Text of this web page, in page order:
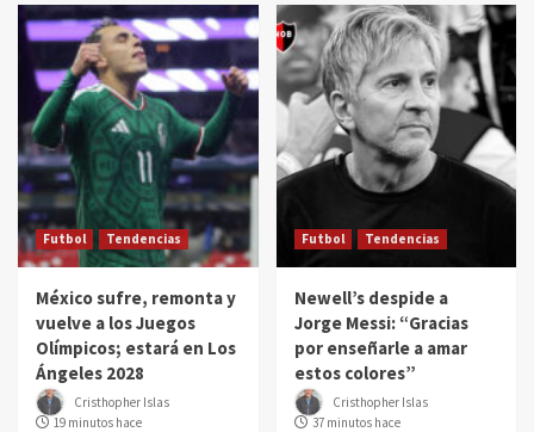
Futbol Tendencias
México sufre, remonta y
vuelve a los Juegos
Olímpicos; estará en Los
Ángeles 2028
Cristhopher Islas
19 minutos hace
Futbol Tendencias
Newell’s despide a
Jorge Messi: “Gracias
por enseñarle a amar
estos colores”
Cristhopher Islas
37 minutos hace